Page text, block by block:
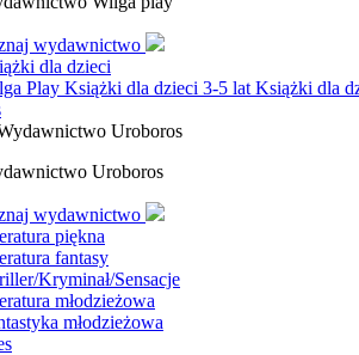
wydawnictwo
dla dzieci
Play Książki dla dzieci 3-5 lat Książki dla
Uroboros
wydawnictwo
piękna
fantasy
Kryminał/Sensacje
młodzieżowa
młodzieżowa